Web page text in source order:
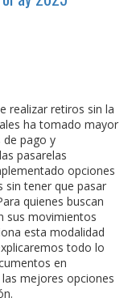
realizar retiros sin la
ha tomado mayor
de pago y
pasarelas
opciones
sin tener que pasar
quienes buscan
sus movimientos
esta modalidad
todo lo
en
mejores opciones